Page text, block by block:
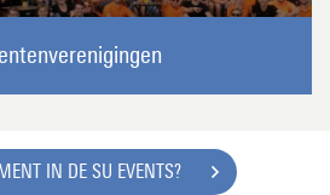
IN DE SU EVENTS?